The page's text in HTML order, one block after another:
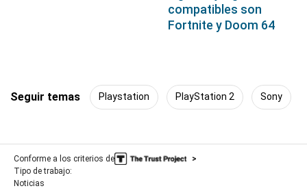
compatibles son
Fortnite y Doom 64
Seguir temas Playstation PlayStation 2 Sony
Conforme a los criterios de
Tipo de trabajo:
Noticias